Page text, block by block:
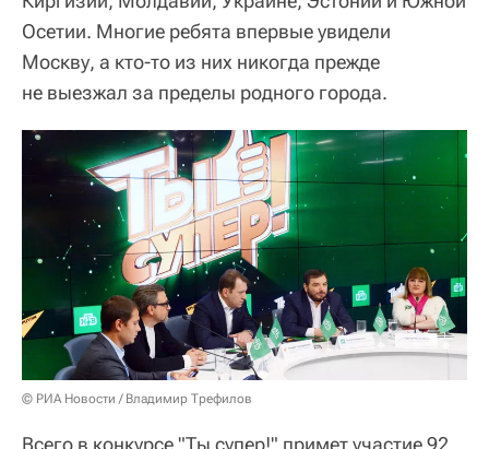
Осетии. Многие ребята впервые увидели
Москву, а кто-то из них никогда прежде
не выезжал за пределы родного города.
© РИА Новости / Владимир Трефилов
Всего в конкурсе "Ты супер!" примет участие 92